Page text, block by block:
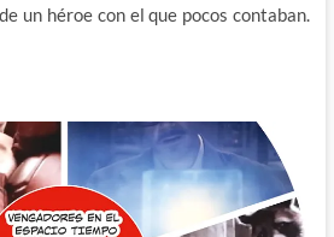
un héroe con el que pocos contaban.